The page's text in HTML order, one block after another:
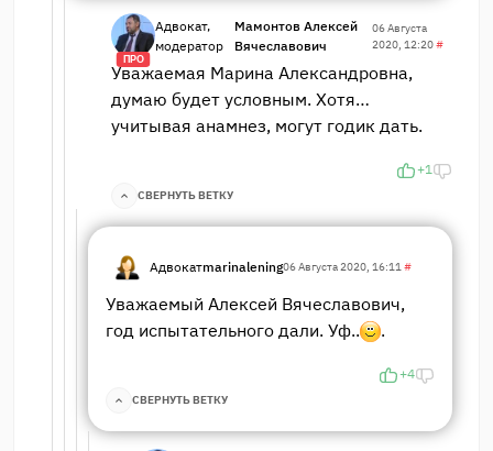
ПРО
Адвокат,
модератор
Мамонтов Алексей
Вячеславович
06 Августа
2020, 12:20#
Уважаемая Марина Александровна,
думаю будет условным. Хотя…
учитывая анамнез, могут годик дать.
+1
СВЕРНУТЬ ВЕТКУ
Адвокатmarinalening06 Августа 2020, 16:11#
Уважаемый Алексей Вячеславович,
год испытательного дали. Уф..
.
+4
СВЕРНУТЬ ВЕТКУ